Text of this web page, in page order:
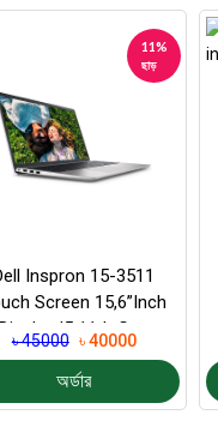
11%
ছাড়
Inspron 15-3511
Screen 15,6”inch
Display I5 11th Gen
8/256
৳ 45000 ৳ 40000
অর্ডার